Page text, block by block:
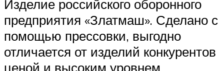
Изделие российского оборонного
предприятия «Златмаш». Сделано с
помощью прессовки, выгодно
отличается от изделий конкурентов
ценой и высоким уровнем